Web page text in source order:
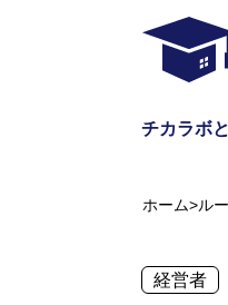
チカラボ
ホーム>ル
経営者